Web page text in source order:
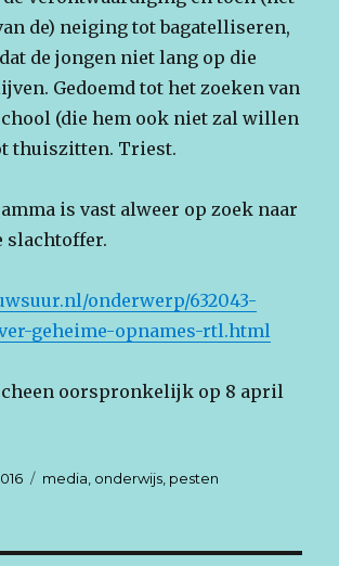
de) neiging tot bagatelliseren,
de jongen niet lang op die
Gedoemd tot het zoeken van
(die hem ook niet zal willen
thuiszitten. Triest.
is vast alweer op zoek naar
slachtoffer.
onderwerp/632043-
geheime-opnames-rtl.html
oorspronkelijk op 8 april
Tags
media, onderwijs, pesten